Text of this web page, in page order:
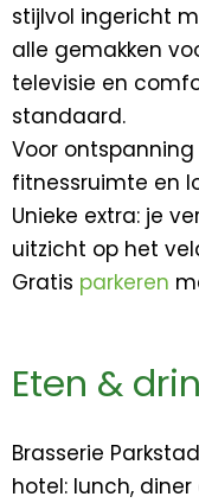
stijlvol ingericht
alle gemakken
televisie en
standaard.
Voor
fitnessruimte en
Unieke extra: je
uitzicht op het
Gratis parkeren
Eten &
Brasserie
hotel: lunch,